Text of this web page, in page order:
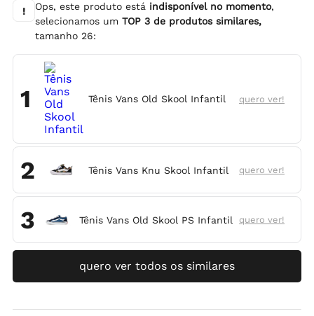
! Ops, este produto está indisponível no momento,
selecionamos umTOP3 de produtos similares,
tamanho 26:
1 Tênis Vans Old Skool Infantil quero ver!
2 Tênis Vans Knu Skool Infantil quero ver!
3 Tênis Vans Old Skool PS Infantil quero ver!
quero ver todos os similares